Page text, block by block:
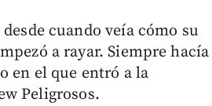
cuando veía cómo su
a rayar. Siempre hacía
en el que entró a la
Peligrosos.